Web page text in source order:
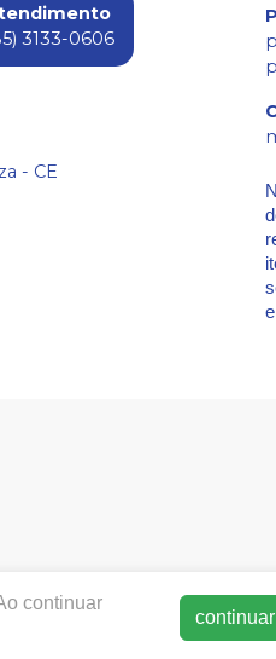
3133-0606
- CE
donto Comércio de
ANVISA -
meramente ilustrativas -
continuar